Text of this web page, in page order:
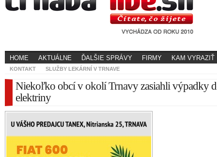
HOME AKTUÁLNE ĎALŠIE SPRÁVY FIRMY KAM VYRAZIŤ
KONTAKT SLUŽBY LEKÁRNÍ V TRNAVE
Niekoľko obcí v okolí Trnavy zasiahli výpadky
elektriny